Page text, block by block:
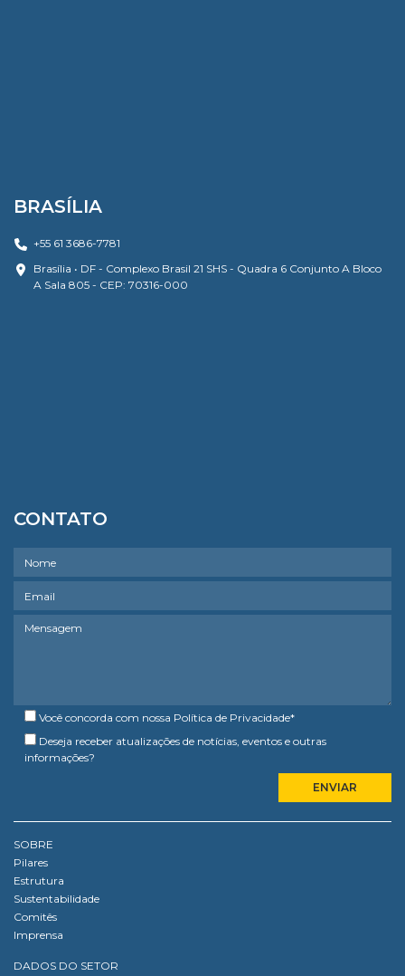
BRASÍLIA
+55 61 3686-7781
Brasília • DF - Complexo Brasil 21 SHS - Quadra 6 Conjunto A Bloco
A Sala 805 - CEP: 70316-000
CONTATO
Você concorda com nossa Política de Privacidade*
Deseja receber atualizações de notícias, eventos e outras
informações?
SOBRE
Pilares
Estrutura
Sustentabilidade
Comitês
Imprensa
DADOS DO SETOR